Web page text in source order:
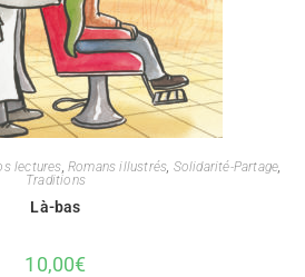
lectures Romans illustrés Solidarité-Partage
Traditions
Là-bas
10,00€